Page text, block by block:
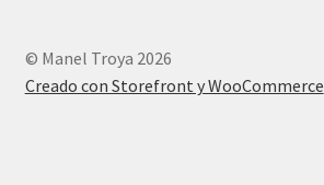
© Manel Troya 2026
Creado con Storefront y WooCommerce